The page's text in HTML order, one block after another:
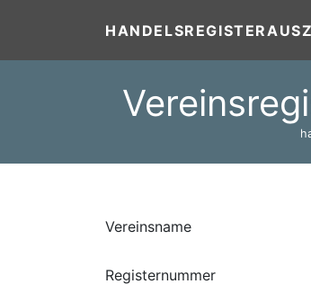
Vereinsname
Registernummer